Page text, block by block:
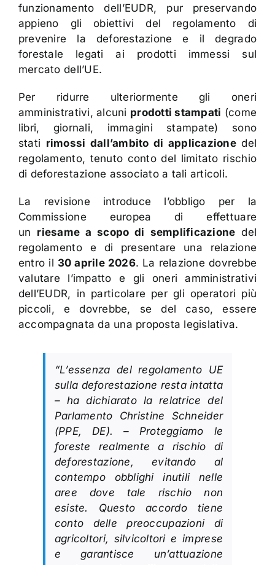
funzionamento dell’EUDR, pur preservando
appieno gli obiettivi del regolamento di
prevenire la deforestazione e il degrado
forestale legati ai prodotti immessi sul
mercato dell’UE.
Per ridurre ulteriormente gli oneri
amministrativi, alcuni prodotti stampati (come
libri, giornali, immagini stampate) sono
stati rimossi dall’ambito di applicazionedel
regolamento, tenuto conto del limitato rischio
di deforestazione associato a tali articoli.
La revisione introduce l’obbligo per la
Commissione europea di effettuare
un riesame a scopo di semplificazione del
regolamento e di presentare una relazione
entro il 30 aprile 2026. La relazione dovrebbe
valutare l’impatto e gli oneri amministrativi
dell’EUDR, in particolare per gli operatori più
piccoli, e dovrebbe, se del caso, essere
accompagnata da una proposta legislativa.
“L’essenza del regolamento UE
sulla deforestazione resta intatta
– ha dichiarato la relatrice del
Parlamento Christine Schneider
(PPE, DE). – Proteggiamo le
foreste realmente a rischio di
deforestazione, evitando al
contempo obblighi inutili nelle
aree dove tale rischio non
esiste. Questo accordo tiene
conto delle preoccupazioni di
agricoltori, silvicoltori e imprese
e garantisce un’attuazione